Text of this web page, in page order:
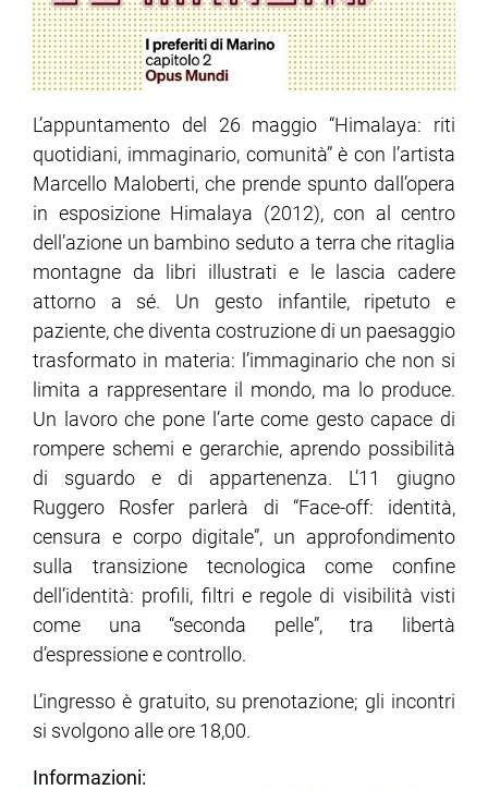
L’appuntamento del 26 maggio “Himalaya: riti
quotidiani, immaginario, comunità” è con l’artista
Marcello Maloberti, che prende spunto dall’opera
in esposizione Himalaya (2012), con al centro
dell’azione un bambino seduto a terra che ritaglia
montagne da libri illustrati e le lascia cadere
attorno a sé. Un gesto infantile, ripetuto e
paziente, che diventa costruzione di un paesaggio
trasformato in materia: l’immaginario che non si
limita a rappresentare il mondo, ma lo produce.
Un lavoro che pone l’arte come gesto capace di
rompere schemi e gerarchie, aprendo possibilità
di sguardo e di appartenenza. L’11 giugno
Ruggero Rosfer parlerà di “Face-off: identità,
censura e corpo digitale”, un approfondimento
sulla transizione tecnologica come confine
dell’identità: profili, filtri e regole di visibilità visti
come una “seconda pelle”, tra libertà
d’espressione e controllo.
L’ingresso è gratuito, su prenotazione; gli incontri
si svolgono alle ore 18,00.
Informazioni: